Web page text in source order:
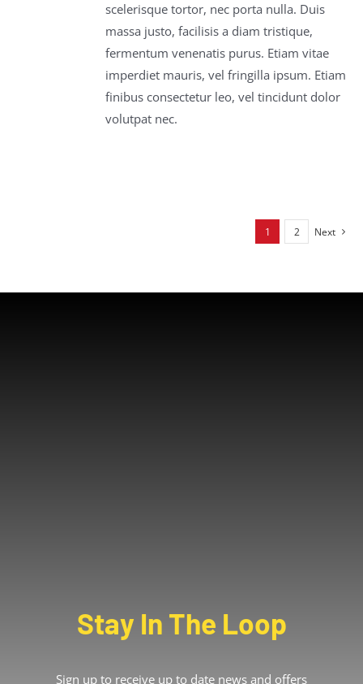
scelerisque tortor, nec porta nulla. Duis
massa justo, facilisis a diam tristique,
fermentum venenatis purus. Etiam vitae
imperdiet mauris, vel fringilla ipsum. Etiam
finibus consectetur leo, vel tincidunt dolor
volutpat nec.
1 2 Next
Stay In The Loop
Sign up to receive up to date news and offers